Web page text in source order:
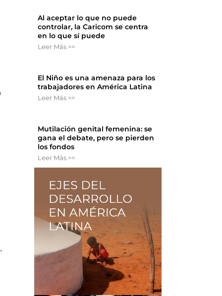
Al aceptar lo que no puede
controlar, la Caricom se centra
en lo que sí puede
Leer Más >>
El Niño es una amenaza para los
trabajadores en América Latina
Leer Más >>
Mutilación genital femenina: se
gana el debate, pero se pierden
los fondos
Leer Más >>